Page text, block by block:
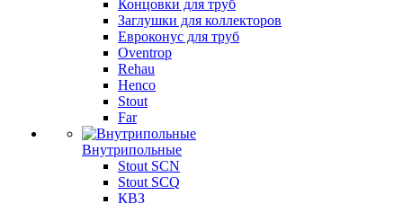
Концовки для труб
Заглушки для коллекторов
Евроконус для труб
Oventrop
Rehau
Henco
Stout
Far
Внутрипольные
Stout SCN
Stout SCQ
КВЗ